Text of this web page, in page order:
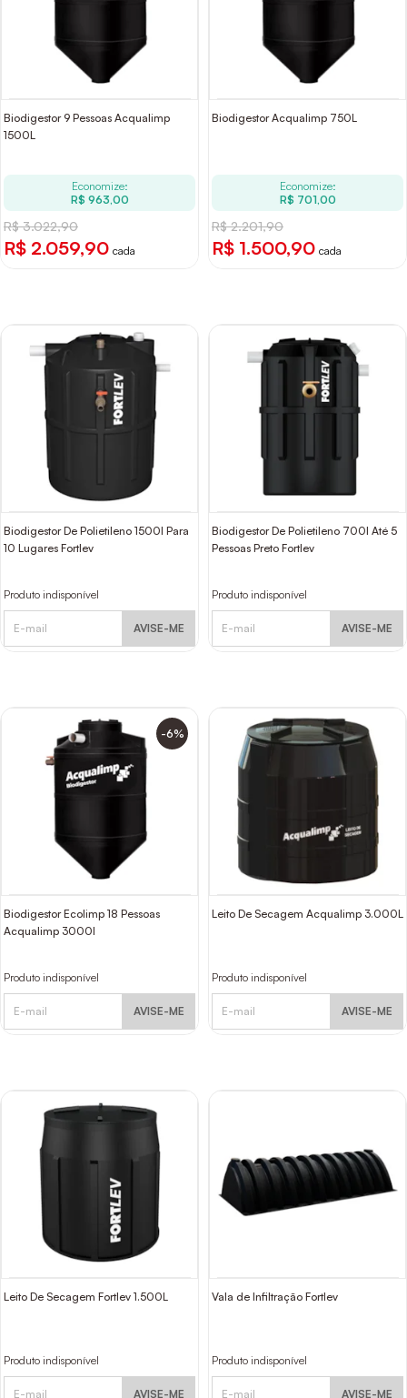
Biodigestor 9 Pessoas Acqualimp
1500L
Economize:
R$ 963,00
R$ 3.022,90
R$ 2.059,90 cada
Biodigestor Acqualimp 750L
Economize:
R$ 701,00
R$ 2.201,90
R$ 1.500,90 cada
Biodigestor De Polietileno 1500l Para
10 Lugares Fortlev
Produto indisponível
AVISE-ME
Biodigestor De Polietileno 700l Até 5
Pessoas Preto Fortlev
Produto indisponível
AVISE-ME
-6%
Biodigestor Ecolimp 18 Pessoas
Acqualimp 3000l
Produto indisponível
AVISE-ME
Leito De Secagem Acqualimp 3.000L
Produto indisponível
AVISE-ME
Leito De Secagem Fortlev 1.500L
Produto indisponível
AVISE-ME
Vala de Infiltração Fortlev
Produto indisponível
AVISE-ME